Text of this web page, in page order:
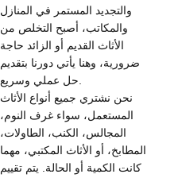
والتجديد المستمر في المنازل
والمكاتب، أصبح التخلص من
الأثاث القديم أو الزائد حاجة
ضرورية، وهنا يأتي دورنا بتقديم
نحن نشتري جميع أنواع الأثاث
المستعمل، سواء غرف النوم،
المجالس، الكنب، الطاولات،
المطابخ، أو الأثاث المكتبي، مهما
كانت الكمية أو الحالة. يتم تقييم